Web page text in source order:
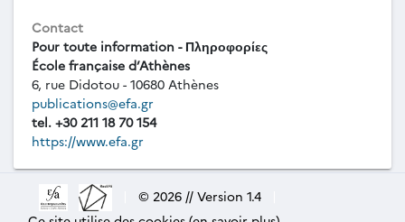
Contact
Pour toute information - Πληροφορίες
École française d’Athènes
6, rue Didotou - 10680 Athènes
publications@efa.gr
tel. +30 211 18 70 154
https://www.efa.gr
© 2026 // Version 1.4